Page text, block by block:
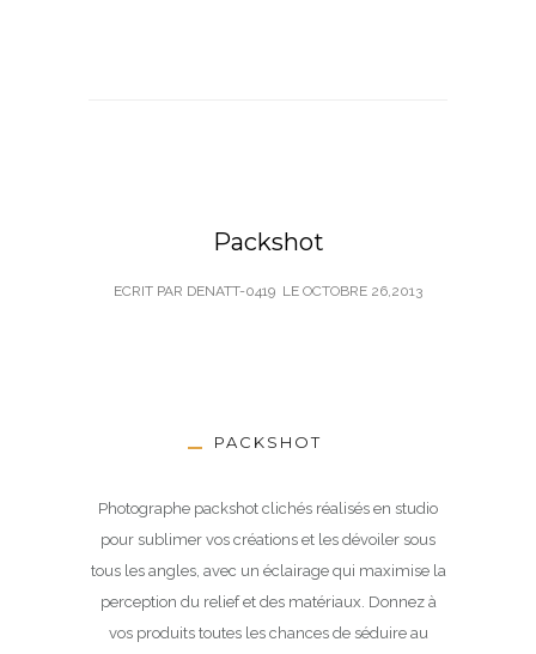
Packshot
ECRIT PAR DENATT-0419 LE OCTOBRE 26,2013
PACKSHOT
Photographe packshot clichés réalisés en studio
pour sublimer vos créations et les dévoiler sous
tous les angles, avec un éclairage qui maximise la
perception du relief et des matériaux. Donnez à
vos produits toutes les chances de séduire au